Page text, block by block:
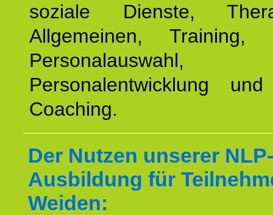
soziale Dienste,
Allgemeinen, Training,
Personalauswahl,
Personalentwicklung
Coaching.
Der Nutzen unserer
Ausbildung für
Weiden: